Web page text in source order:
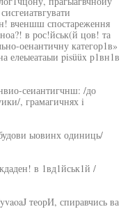
вченшш спостареження
в рос!йськ(й цов! та
оенантичну категор1в»
елеыеатаыи pisüüx р1вн1в
сеиантигчнш: /до
, грамагичнях i
ыовинх одиниць/
в 1вд1йськ1й /
теорИ, спиравчись ва